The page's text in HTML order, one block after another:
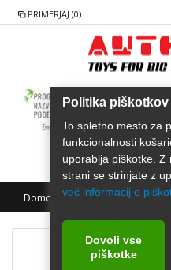
Politika piškotkov
To spletno mesto za
funkcionalnosti
uporablja piškotke.
strani se strinjate z
več informacij o
Dovoli vse
piškotke
PRIMERJAJ (0)
Domov AREXONS Čistilo